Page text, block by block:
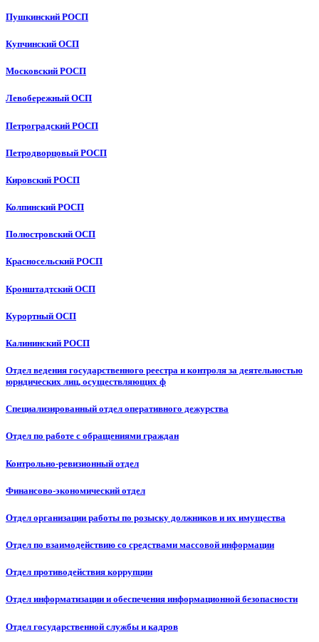
Пушкинский РОСП
Купчинский ОСП
Московский РОСП
Левобережный ОСП
Петроградский РОСП
Петродворцовый РОСП
Кировский РОСП
Колпинский РОСП
Полюстровский ОСП
Красносельский РОСП
Кронштадтский ОСП
Курортный ОСП
Калининский РОСП
Отдел ведения государственного реестра и контроля за деятельностью
юридических лиц, осуществляющих ф
Специализированный отдел оперативного дежурства
Отдел по работе с обращениями граждан
Контрольно-ревизионный отдел
Финансово-экономический отдел
Отдел организации работы по розыску должников и их имущества
Отдел по взаимодействию со средствами массовой информации
Отдел противодействия коррупции
Отдел информатизации и обеспечения информационной безопасности
Отдел государственной службы и кадров